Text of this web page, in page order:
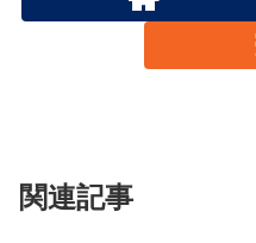
関連記事